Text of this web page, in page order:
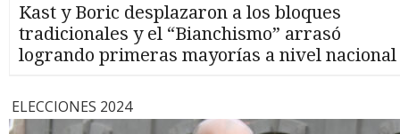
Kast y Boric desplazaron a los bloques
tradicionales y el “Bianchismo” arrasó
logrando primeras mayorías a nivel nacional
ELECCIONES 2024